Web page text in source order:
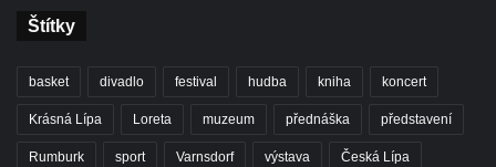
Štítky
basket divadlo festival hudba kniha koncert
Krásná Lípa Loreta muzeum přednáška představení
Rumburk sport Varnsdorf výstava Česká Lípa